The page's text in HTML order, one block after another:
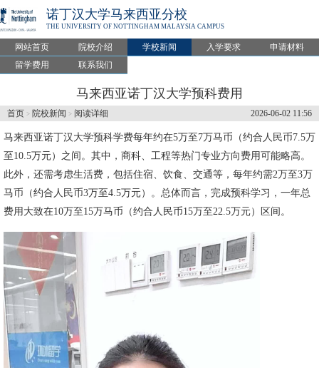
诺丁汉大学马来西亚分校
THE UNIVERSITY OF NOTTINGHAM MALAYSIA CAMPUS
网站首页 院校介绍 学校新闻 入学要求
申请材料
留学费用
联系我们
马来西亚诺丁汉大学预科费用
2026-06-02 11:56
首页 > 院校新闻 > 阅读详细
马来西亚诺丁汉大学预科学费每年约在5万至7万马币（约合人民币7.5万
至10.5万元）之间。其中，商科、工程等热门专业方向费用可能略高。
此外，还需考虑生活费，包括住宿、饮食、交通等，每年约需2万至3万
马币（约合人民币3万至4.5万元）。总体而言，完成预科学习，一年总
费用大致在10万至15万马币（约合人民币15万至22.5万元）区间。